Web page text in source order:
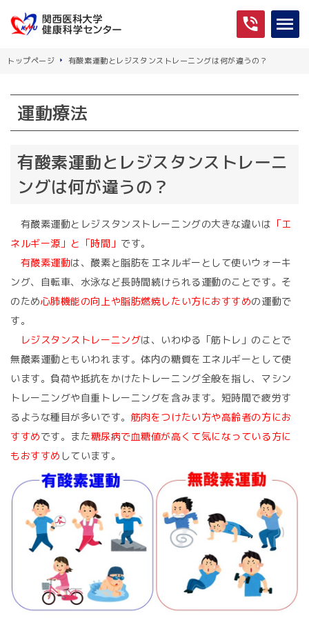
トップページ 有酸素運動とレジスタンストレーニングは何が違うの？
運動療法
有酸素運動とレジスタンストレーニ
ングは何が違うの？
有酸素運動とレジスタンストレーニングの大きな違いは 「エ
ネルギー源」と「時間」 です。
有酸素運動は、酸素と脂肪をエネルギーとして使いウォーキ
ング、自転車、水泳など長時間続けられる運動のことです。そ
のため心肺機能の向上や脂肪燃焼したい方におすすめの運動で
す。
レジスタンストレーニングは、いわゆる「筋トレ」のことで
無酸素運動ともいわれます。体内の糖質をエネルギーとして使
います。負荷や抵抗をかけたトレーニング全般を指し、マシン
トレーニングや自重トレーニングを含みます。短時間で疲労す
るような種目が多いです。 筋肉をつけたい方や高齢者の方にお
すすめです。また糖尿病で血糖値が高くて気になっている方に
もおすすめ しています。